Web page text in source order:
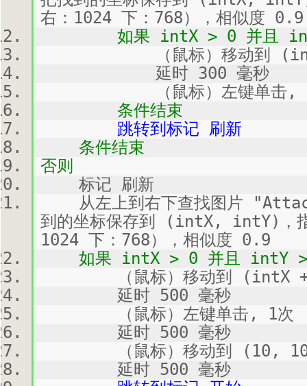
右：1024 下：768），相似度 0.9
如果 intX > 0 并且
（鼠标）移动到
延时 300 毫秒
（鼠标）左键单击,
条件结束
跳转到标记 刷新
条件结束
否则
标记 刷新
从左上到右下查找图片
到的坐标保存到 (intX, intY)，
1024 下：768），相似度 0.9
如果 intX > 0 并且 intY
（鼠标）移动到 (intX
延时 500 毫秒
（鼠标）左键单击, 1次
延时 500 毫秒
（鼠标）移动到 (10,
延时 500 毫秒